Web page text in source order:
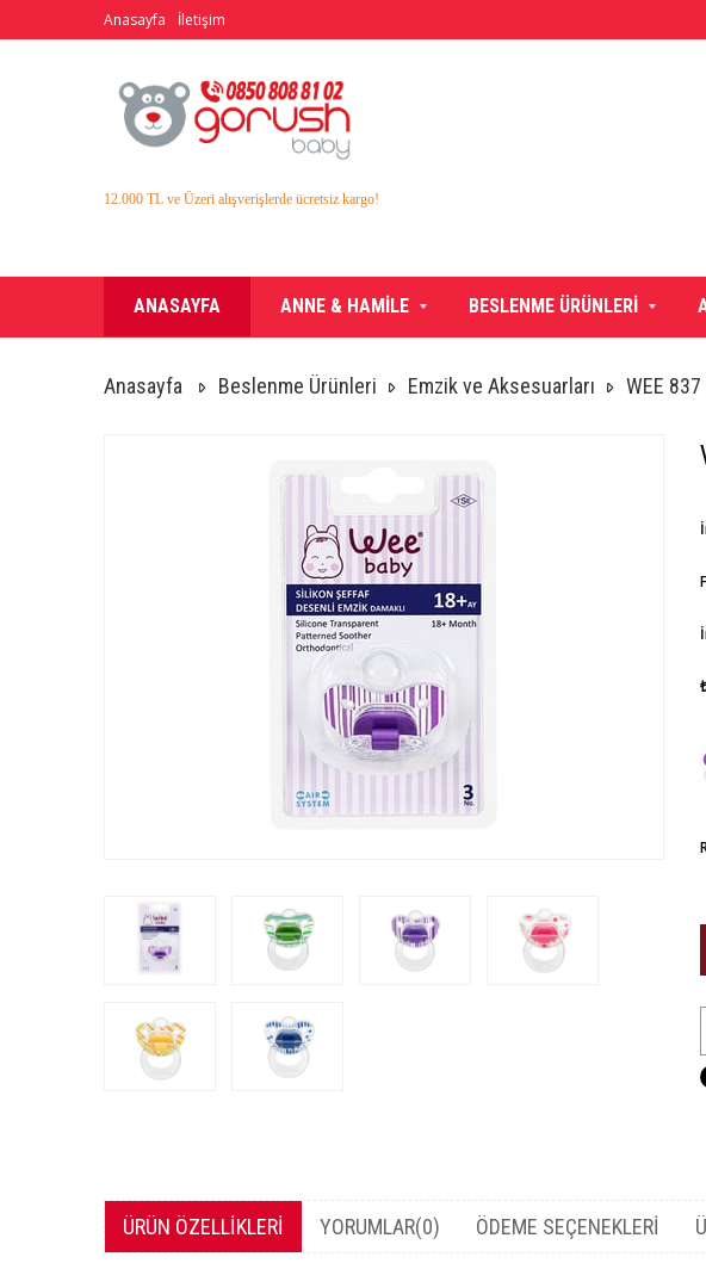
12.000 TL ve Üzeri alışverişlerde ücretsiz kargo!
Anasayfa İletişim
ANASAYFA ANNE & HAMİLE BESLENME ÜRÜNLERİ
Anasayfa Beslenme Ürünleri Emzik ve Aksesuarları WEE 837
ÜRÜN ÖZELLIKLERI YORUMLAR(0) ÖDEME SEÇENEKLERI